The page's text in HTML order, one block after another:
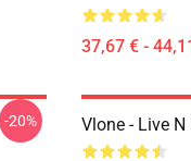
37,67 € -
-20% Vlone - Live N